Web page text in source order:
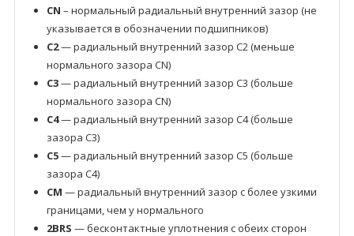
CN – нормальный радиальный внутренний зазор (не
указывается в обозначении подшипников)
C2— радиальный внутренний зазор C2 (меньше
нормального зазора CN)
C3— радиальный внутренний зазор C3 (больше
нормального зазора CN)
C4— радиальный внутренний зазор C4 (больше
зазора C3)
C5— радиальный внутренний зазор C5 (больше
зазора C4)
CM — радиальный внутренний зазор с более узкими
границами, чем у нормального
2BRS — бесконтактные уплотнения с обеих сторон